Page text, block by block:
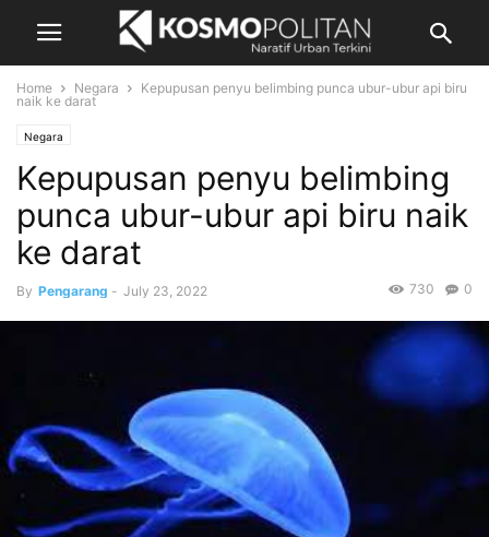
Home Negara
Kepupusan penyu belimbing punca ubur-ubur api biru
naik ke darat
Negara
Kepupusan penyu belimbing
punca ubur-ubur api biru naik
ke darat
By Pengarang - July 23, 2022 0
730